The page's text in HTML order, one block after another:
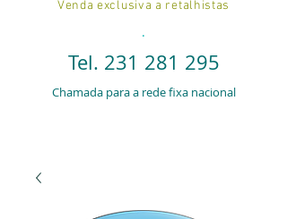
Venda exclusiva a retalhistas
.
Tel. 231 281 295
Chamada para a rede fixa nacional